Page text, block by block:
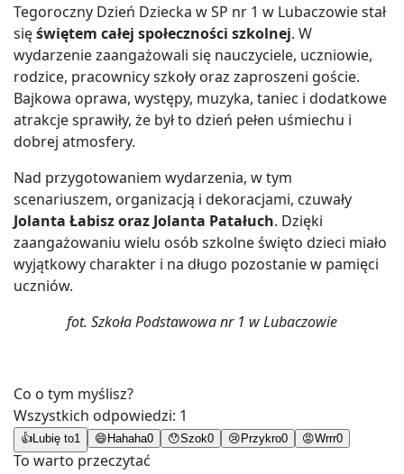
Tegoroczny Dzień Dziecka w SP nr 1 w Lubaczowie stał
sięświętem całej społeczności szkolnej. W
wydarzenie zaangażowali się nauczyciele, uczniowie,
rodzice, pracownicy szkoły oraz zaproszeni goście.
Bajkowa oprawa, występy, muzyka, taniec i dodatkowe
atrakcje sprawiły, że był to dzień pełen uśmiechu i
dobrej atmosfery.
Nad przygotowaniem wydarzenia, w tym
scenariuszem, organizacją i dekoracjami, czuwały
Jolanta Łabisz oraz Jolanta Patałuch. Dzięki
zaangażowaniu wielu osób szkolne święto dzieci miało
wyjątkowy charakter i na długo pozostanie w pamięci
uczniów.
fot. Szkoła Podstawowa nr 1 w Lubaczowie
Co o tym myślisz?
Wszystkich odpowiedzi: 1
👍Lubię to1 😄Hahaha0 😯Szok0 😢Przykro0 😡Wrrr0
To warto przeczytać